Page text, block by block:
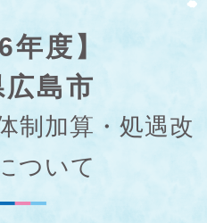
年度】
広島市
制加算・処遇改
ついて